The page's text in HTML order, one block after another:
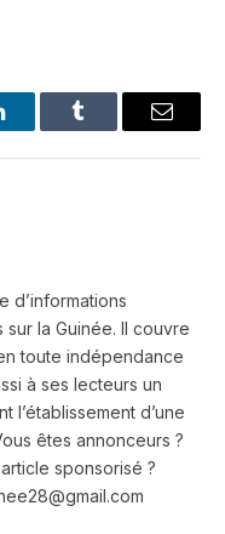
Tumblr Email
d’informations
sur la Guinée. Il couvre
toute indépendance
à ses lecteurs un
l’établissement d’une
êtes annonceurs ?
sponsorisé ?